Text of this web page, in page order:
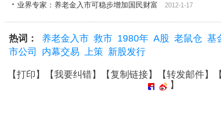
业界专家：养老金入市可稳步增加国民财富 2012-1-17
热词： 养老金入市 救市 1980年 A股 老鼠仓 基
市公司
内幕交易 上策 新股发行
【打印】【我要纠错】【复制链接】【转发邮件】
】